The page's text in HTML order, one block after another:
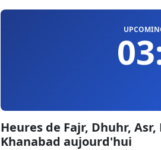
Heures de Fajr, Dhuhr,
Khanabad aujourd'hui